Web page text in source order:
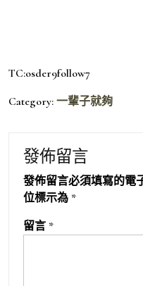
TC:osder9follow7
Category: 一輩子就夠
發佈留言
發佈留言必須填寫的電
位標示為 *
留言 *